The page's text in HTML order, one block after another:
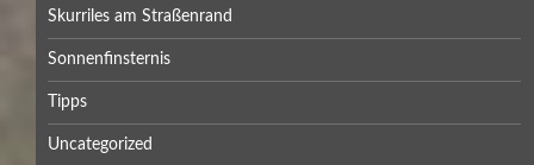
Skurriles am Straßenrand
Sonnenfinsternis
Tipps
Uncategorized